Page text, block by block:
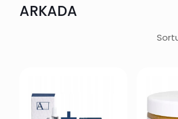
ARKADA